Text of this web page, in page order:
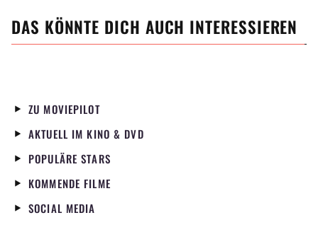
DAS KÖNNTE DICH AUCH INTERESSIEREN
ZU MOVIEPILOT
AKTUELL IM KINO & DVD
POPULÄRE STARS
KOMMENDE FILME
SOCIAL MEDIA